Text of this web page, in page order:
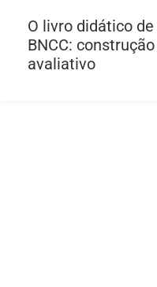
O livro didático
BNCC:
avaliativo